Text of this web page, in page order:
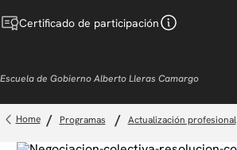
5.
global english program
7.
inglés
8.
derecho
9.
música
Certificado de participación
Escuela de Gobierno Alberto Lleras Camargo
programas actualización profesional